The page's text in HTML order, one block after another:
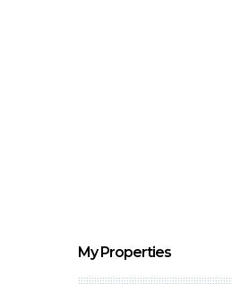
My Properties